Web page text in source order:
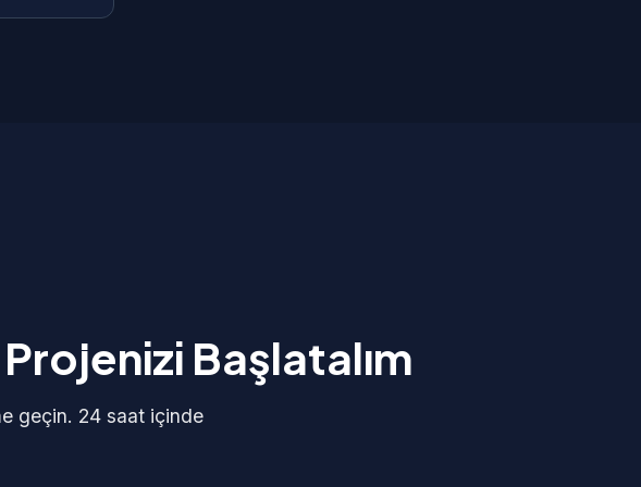
Başlatalım
geçin. 24 saat içinde